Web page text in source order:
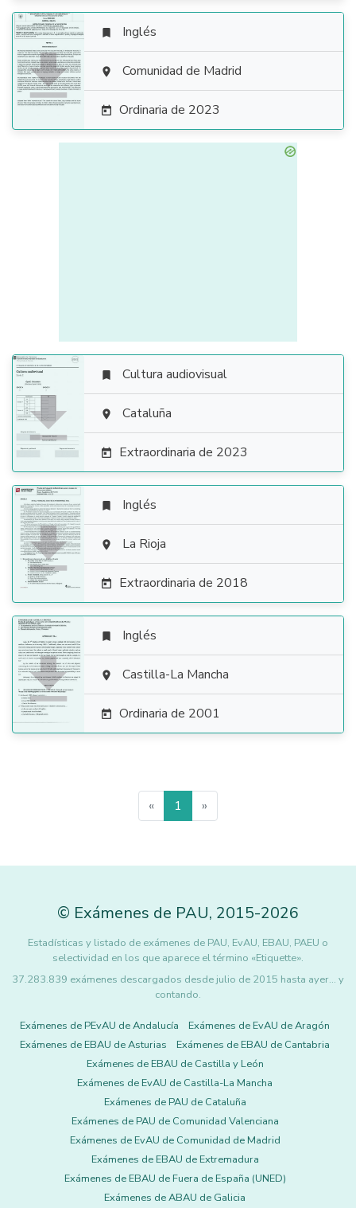

 Inglés
 Comunidad de Madrid
 Ordinaria de 2023

 Cultura audiovisual
 Cataluña
 Extraordinaria de 2023

 Inglés
 La Rioja
 Extraordinaria de 2018

 Inglés
 Castilla-La Mancha
 Ordinaria de 2001
« 1 »
© Exámenes de PAU, 2015-2026
Estadísticas y listado de exámenes de PAU, EvAU, EBAU, PAEU o
selectividad en los que aparece el término «Etiquette».
37.283.839 exámenes descargados desde julio de 2015 hasta ayer... y
contando.
Exámenes de PEvAU de Andalucía
Exámenes de EvAU de Aragón
Exámenes de EBAU de Asturias
Exámenes de EBAU de Cantabria
Exámenes de EBAU de Castilla y León
Exámenes de EvAU de Castilla-La Mancha
Exámenes de PAU de Cataluña
Exámenes de PAU de Comunidad Valenciana
Exámenes de EvAU de Comunidad de Madrid
Exámenes de EBAU de Extremadura
Exámenes de EBAU de Fuera de España (UNED)
Exámenes de ABAU de Galicia